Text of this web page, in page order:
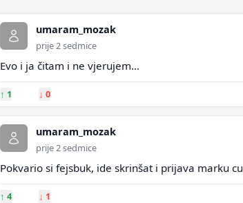
umaram_mozak
prije 2 sedmice
Evo i ja čitam i ne vjerujem...
↑ 1 ↓ 0
umaram_mozak
prije 2 sedmice
Pokvario si fejsbuk, ide skrinšat i prijava marku
↑ 4 ↓ 1